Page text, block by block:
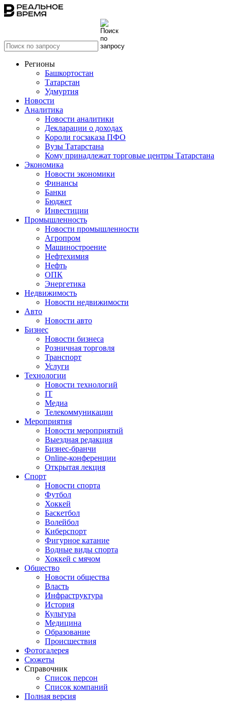
Регионы
Башкортостан
Татарстан
Удмуртия
Новости
Аналитика
Новости аналитики
Декларации о доходах
Короли госзаказа ПФО
Вузы Татарстана
Кому принадлежат торговые центры Татарстана
Экономика
Новости экономики
Финансы
Банки
Бюджет
Инвестиции
Промышленность
Новости промышленности
Агропром
Машиностроение
Нефтехимия
Нефть
ОПК
Энергетика
Недвижимость
Новости недвижимости
Авто
Новости авто
Бизнес
Новости бизнеса
Розничная торговля
Транспорт
Услуги
Технологии
Новости технологий
IT
Медиа
Телекоммуникации
Мероприятия
Новости мероприятий
Выездная редакция
Бизнес-бранчи
Online-конференции
Открытая лекция
Спорт
Новости спорта
Футбол
Хоккей
Баскетбол
Волейбол
Киберспорт
Фигурное катание
Водные виды спорта
Хоккей с мячом
Общество
Новости общества
Власть
Инфраструктура
История
Культура
Медицина
Образование
Происшествия
Фотогалерея
Сюжеты
Справочник
Список персон
Список компаний
Полная версия